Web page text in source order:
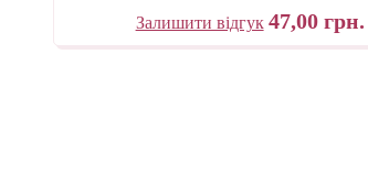
Залишити відгук 47,00 грн.